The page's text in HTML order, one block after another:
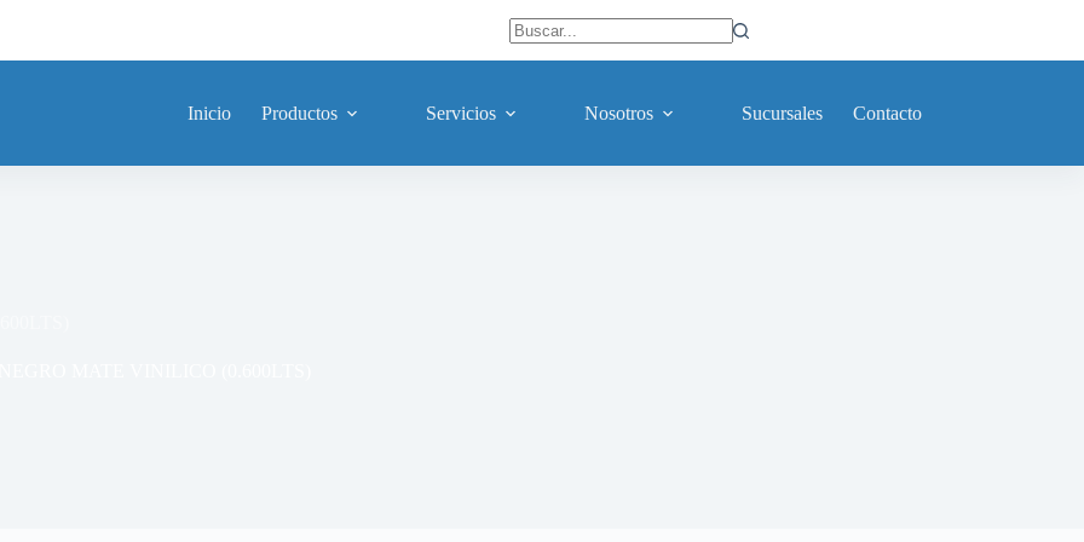
Inicio
Productos Servicios Nosotros Sucursales Contacto